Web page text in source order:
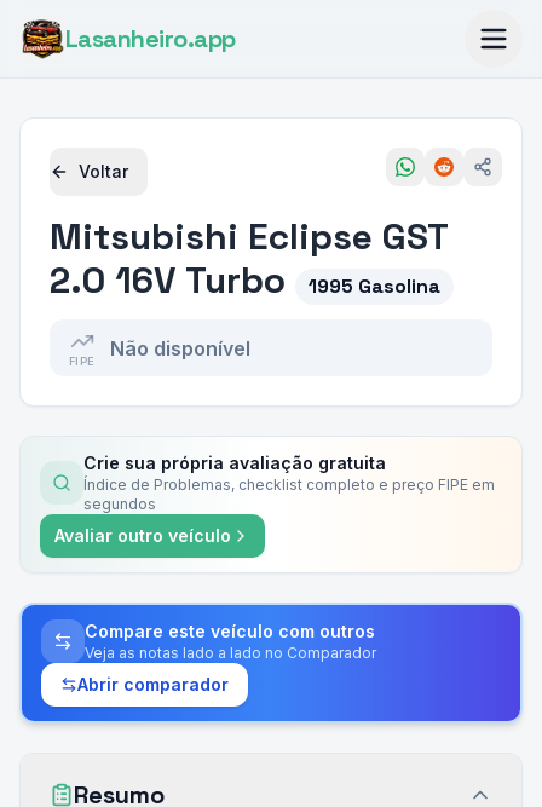
Lasanheiro.app
Voltar
Mitsubishi Eclipse GST
2.0 16V Turbo
1995 Gasolina
FIPE
Não disponível
Crie sua própria avaliação gratuita
Índice de Problemas, checklist completo e preço FIPE em
segundos
Avaliar outro veículo
Compare este veículo com outros
Veja as notas lado a lado no Comparador
Abrir comparador
Resumo